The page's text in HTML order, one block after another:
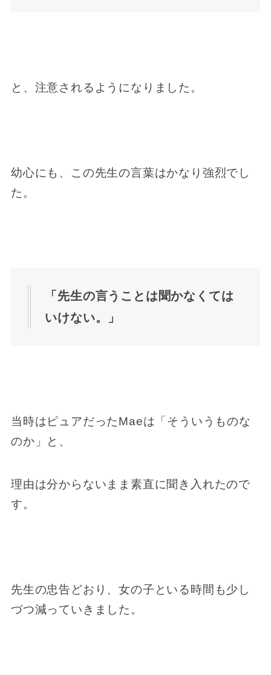
と、注意されるようになりました。
幼心にも、この先生の言葉はかなり強烈でし
た。
「先生の言うことは聞かなくては
いけない。」
当時はピュアだったMaeは「そういうものな
のか」と、
理由は分からないまま素直に聞き入れたので
す。
先生の忠告どおり、女の子といる時間も少し
づつ減っていきました。